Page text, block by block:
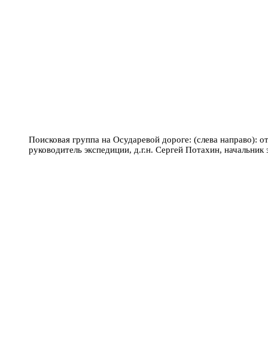
Поисковая группа на Осударевой дороге: (слева
руководитель экспедиции, д.г.н. Сергей Потахин,